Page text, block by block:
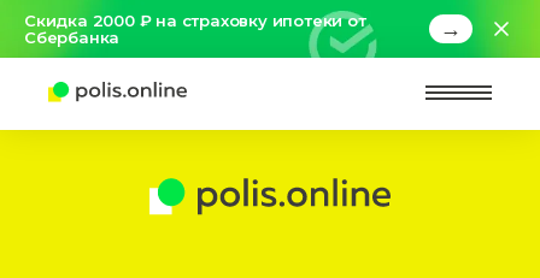
Скидка 2000 ₽ на страховку ипотеки от
Сбербанка
→